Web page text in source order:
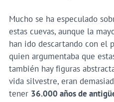
Mucho se ha especulado
estas cuevas, aunque la
han ido descartando con el
quien argumentaba que
también hay figuras
vida silvestre, eran
tener 36.000 años de